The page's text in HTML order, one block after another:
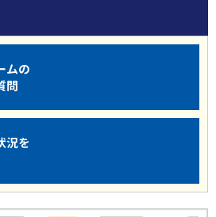
ムの
問
況を